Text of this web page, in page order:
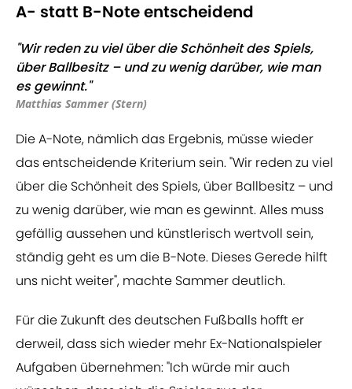
A- statt B-Note entscheidend
"Wir reden zu viel über die Schönheit des Spiels,
über Ballbesitz – und zu wenig darüber, wie man
es gewinnt."
Matthias Sammer (Stern)
Die A-Note, nämlich das Ergebnis, müsse wieder
das entscheidende Kriterium sein. "Wir reden zu viel
über die Schönheit des Spiels, über Ballbesitz – und
zu wenig darüber, wie man es gewinnt. Alles muss
gefällig aussehen und künstlerisch wertvoll sein,
ständig geht es um die B-Note. Dieses Gerede hilft
uns nicht weiter", machte Sammer deutlich.
Für die Zukunft des deutschen Fußballs hofft er
derweil, dass sich wieder mehr Ex-Nationalspieler
Aufgaben übernehmen: "Ich würde mir auch